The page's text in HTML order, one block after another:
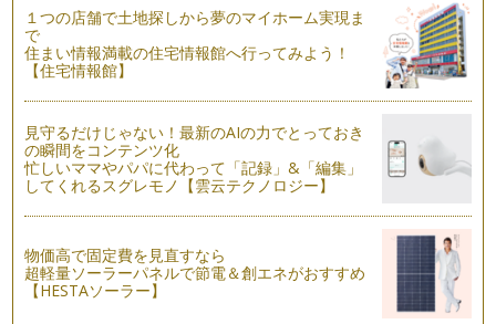
ピアノの楽しみ方「７４」体の支えをしっかりしよう
「ピアノを弾く」ということは、ピアノを指で奏でるというこ
とだけに捉われる方がもしかしたらほ…
ピアノの楽しみ方「７３」練習よりも大切なこととは
な時代をひしひしと感じています。 …
ピアノの楽しみ方「７２」基本練習の大切さ
るのは嫌がりますというお悩み相談を…
ピアノの楽しみ方「７１」伴奏を楽しもう！！
ピアノを習っていると、学校でピアノの伴奏をする機会に恵ま
１つの店舗で土地探しから夢のマイホーム実現ま
で
住まい情報満載の住宅情報館へ行ってみよう！
【住宅情報館】
見守るだけじゃない！最新のAIの力でとっておき
の瞬間をコンテンツ化
忙しいママやパパに代わって「記録」&「編集」
してくれるスグレモノ【雲云テクノロジー】
物価高で固定費を見直すなら
超軽量ソーラーパネルで節電＆創エネがおすすめ
【HESTAソーラー】